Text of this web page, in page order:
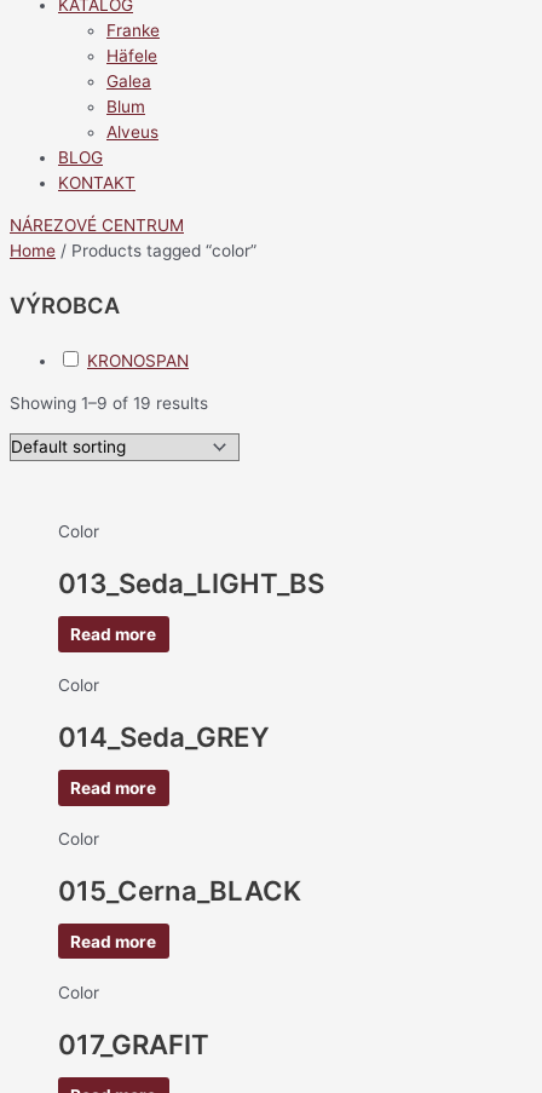
KATALÓG
Franke
Häfele
Galea
Blum
Alveus
BLOG
KONTAKT
NÁREZOVÉ CENTRUM
Home / Products tagged “color”
VÝROBCA
KRONOSPAN
Showing 1–9 of 19 results
Color
013_Seda_LIGHT_BS
Read more
Color
014_Seda_GREY
Read more
Color
015_Cerna_BLACK
Read more
Color
017_GRAFIT